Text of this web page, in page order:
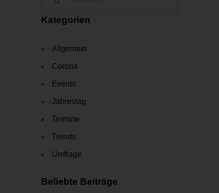
Kategorien
Allgemein
Corona
Events
Jahrestag
Termine
Trends
Umfrage
Beliebte Beiträge